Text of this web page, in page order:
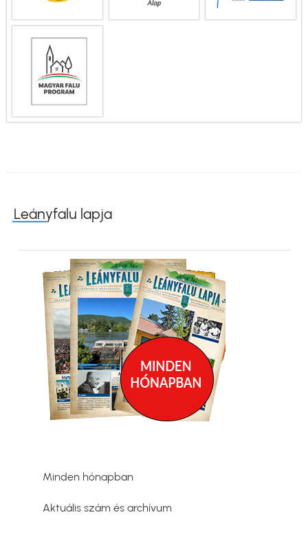
Leányfalu lapja
Minden hónapban
Aktuális szám és archívum